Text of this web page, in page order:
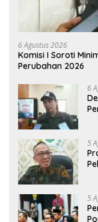
6 Agustus 2026
Komisi I Soroti
Perubahan 2026
6
5
5